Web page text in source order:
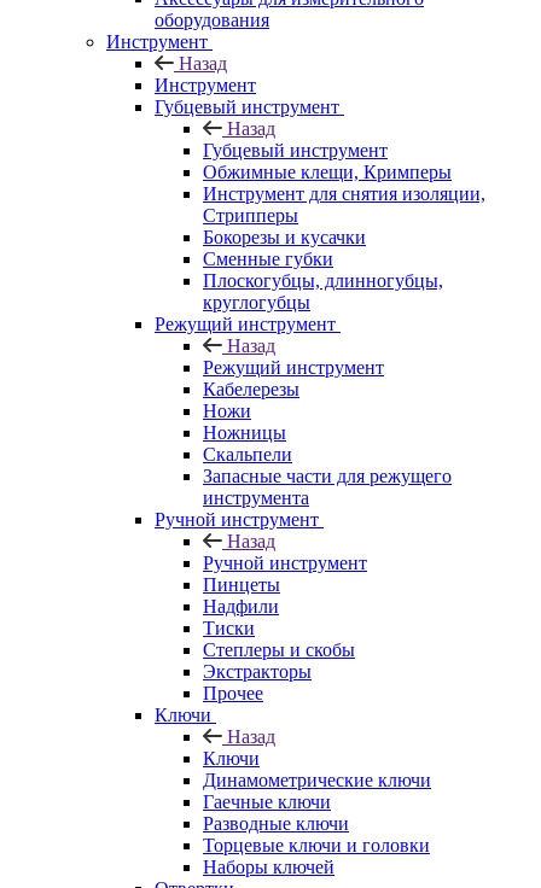
оборудования
Инструмент
Назад
Инструмент
Губцевый инструмент
Назад
Губцевый инструмент
Обжимные клещи, Кримперы
Инструмент для снятия изоляции,
Стрипперы
Бокорезы и кусачки
Сменные губки
Плоскогубцы, длинногубцы,
круглогубцы
Режущий инструмент
Назад
Режущий инструмент
Кабелерезы
Ножи
Ножницы
Скальпели
Запасные части для режущего
инструмента
Ручной инструмент
Назад
Ручной инструмент
Пинцеты
Надфили
Тиски
Степлеры и скобы
Экстракторы
Прочее
Ключи
Назад
Ключи
Динамометрические ключи
Гаечные ключи
Разводные ключи
Торцевые ключи и головки
Наборы ключей